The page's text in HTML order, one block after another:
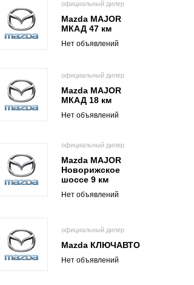
официальный дилер
Mazda MAJOR
МКАД 47 км
Нет объявлений
официальный дилер
Mazda MAJOR
МКАД 18 км
Нет объявлений
официальный дилер
Mazda MAJOR
Новорижское
шоссе 9 км
Нет объявлений
официальный дилер
Mazda КЛЮЧАВТО
Нет объявлений